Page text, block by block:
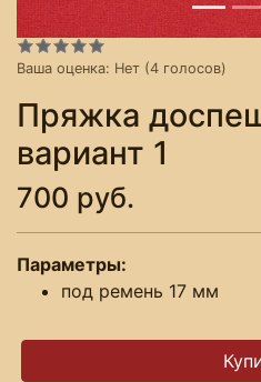
Ваша оценка: Нет (4 голосов)
Пряжка
вариант 1
700 руб.
Параметры:
под ремень 17 мм